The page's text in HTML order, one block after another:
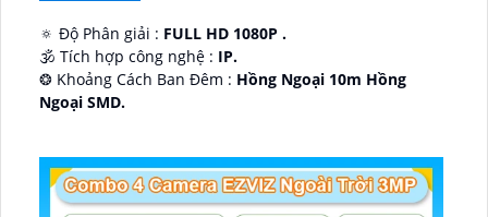
🔅 Độ Phân giải : FULL HD 1080P .
🕉️ Tích hợp công nghệ : IP.
❂ Khoảng Cách Ban Đêm : Hồng Ngoại 10m Hồng
Ngoại SMD.